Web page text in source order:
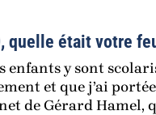
quelle était votre
enfants y sont
et que j’ai
de Gérard Hamel,